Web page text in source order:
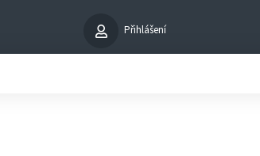
Přihlášení